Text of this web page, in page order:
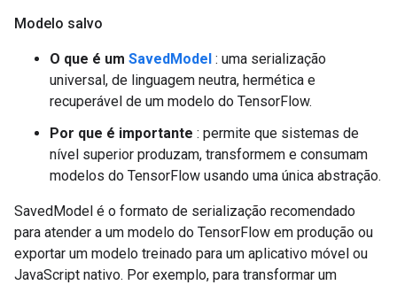
Modelo salvo
O que é um SavedModel : uma serialização
universal, de linguagem neutra, hermética e
recuperável de um modelo do TensorFlow.
Por que é importante : permite que sistemas de
nível superior produzam, transformem e consumam
modelos do TensorFlow usando uma única abstração.
SavedModel é o formato de serialização recomendado
para atender a um modelo do TensorFlow em produção ou
exportar um modelo treinado para um aplicativo móvel ou
JavaScript nativo. Por exemplo, para transformar um